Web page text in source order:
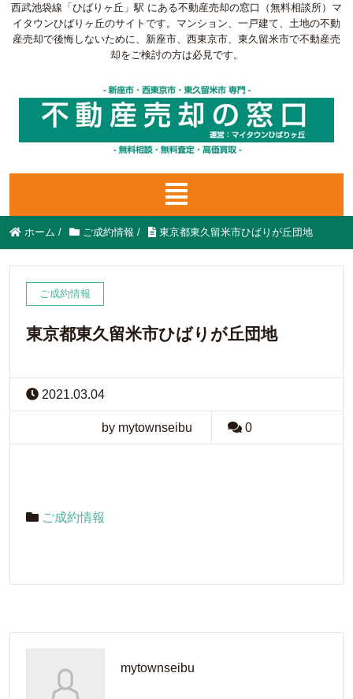
西武池袋線「ひばりヶ丘」駅 にある不動産売却の窓口（無料相談所）マ
イタウンひばりヶ丘のサイトです。マンション、一戸建て、土地の不動
産売却で後悔しないために、新座市、西東京市、東久留米市で不動産売
却をご検討の方は必見です。
ホーム / ご成約情報 / 東京都東久留米市ひばりが丘団地
ご成約情報
東京都東久留米市ひばりが丘団地
2021.03.04
by mytownseibu 0
ご成約情報
mytownseibu